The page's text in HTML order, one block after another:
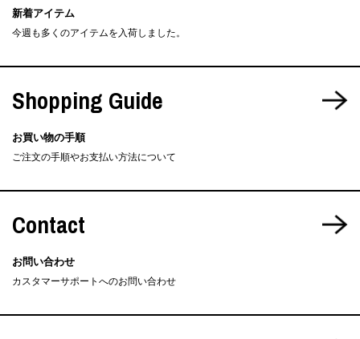
新着アイテム
今週も多くのアイテムを入荷しました。
Shopping Guide
お買い物の手順
ご注文の手順やお支払い方法について
Contact
お問い合わせ
カスタマーサポートへのお問い合わせ